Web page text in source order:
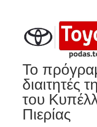
Το
διαιτητές
του
Πιερίας